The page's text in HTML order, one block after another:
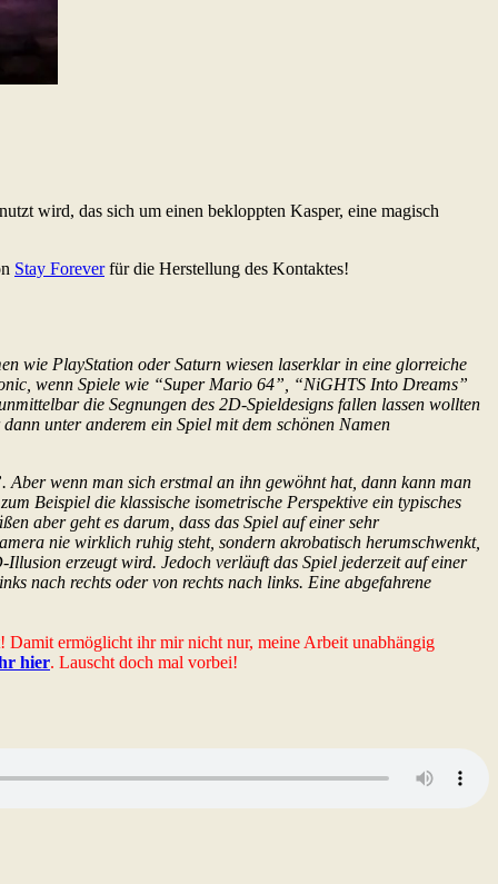
wird, das sich um einen bekloppten Kasper, eine magisch
Stay Foreverfür die Herstellung des Kontaktes!
wie PlayStation oder Saturn wiesen laserklar in eine glorreiche
wenn Spiele wie “Super Mario 64”, “NiGHTS Into Dreams”
die Segnungen des 2D-Spieldesigns fallen lassen wollten
unter anderem ein Spiel mit dem schönen Namen
wenn man sich erstmal an ihn gewöhnt hat, dann kann man
Beispiel die klassische isometrische Perspektive ein typisches
aber geht es darum, dass das Spiel auf einer sehr
nie wirklich ruhig steht, sondern akrobatisch herumschwenkt,
erzeugt wird. Jedoch verläuft das Spiel jederzeit auf einer
nach rechts oder von rechts nach links. Eine abgefahrene
Damit ermöglicht ihr mir nicht nur, meine Arbeit unabhängig
hier. Lauscht doch mal vorbei!